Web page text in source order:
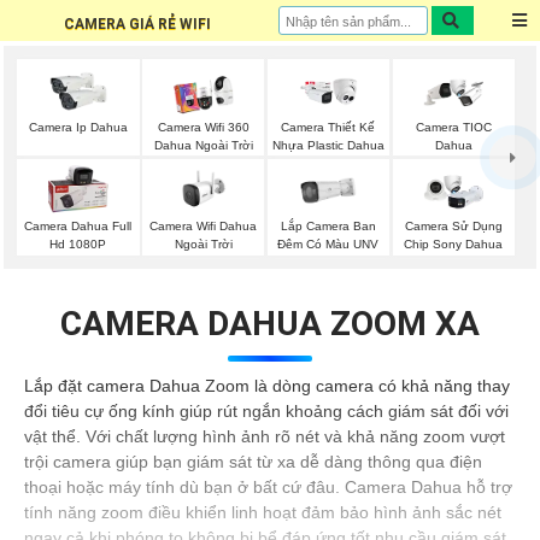
CAMERA GIÁ RẺ WIFI
Camera Ip Dahua
Camera Wifi 360
Dahua Ngoài Trời
Camera Thiết Kế
Nhựa Plastic Dahua
Camera TIOC
Dahua
Camera Dahua Full
Hd 1080P
Camera Wifi Dahua
Ngoài Trời
Lắp Camera Ban
Đêm Có Màu UNV
Camera Sử Dụng
Chip Sony Dahua
CAMERA DAHUA ZOOM XA
Lắp đặt camera Dahua Zoom là dòng camera có khả năng thay
đổi tiêu cự ống kính giúp rút ngắn khoảng cách giám sát đối với
vật thể. Với chất lượng hình ảnh rõ nét và khả năng zoom vượt
trội camera giúp bạn giám sát từ xa dễ dàng thông qua điện
thoại hoặc máy tính dù bạn ở bất cứ đâu. Camera Dahua hỗ trợ
tính năng zoom điều khiển linh hoạt đảm bảo hình ảnh sắc nét